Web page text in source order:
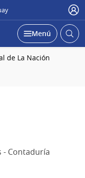
Desplegar
Menú Abrir
de La Nación
- Contaduría